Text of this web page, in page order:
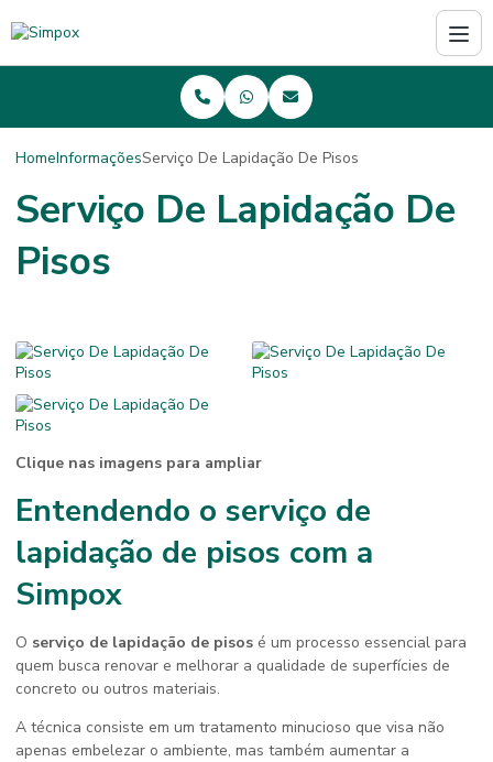
HomeInformaçõesServiço De Lapidação De Pisos
Serviço De Lapidação De
Pisos
Clique nas imagens para ampliar
Entendendo o serviço de
lapidação de pisos com a
Simpox
O serviço de lapidação de pisos é um processo essencial para
quem busca renovar e melhorar a qualidade de superfícies de
concreto ou outros materiais.
A técnica consiste em um tratamento minucioso que visa não
apenas embelezar o ambiente, mas também aumentar a